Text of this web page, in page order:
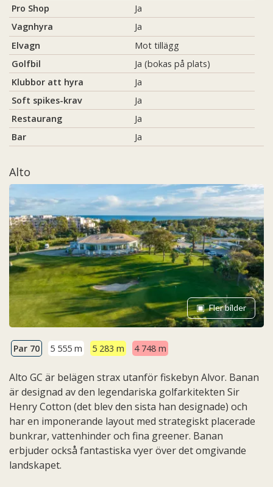
Pro Shop
Ja
Vagnhyra
Ja
Elvagn
Mot tillägg
Golfbil
Ja (bokas på plats)
Klubbor att hyra
Ja
Soft spikes-krav
Ja
Restaurang
Ja
Bar
Ja
Alto
Fler bilder
Par 70 5 555 m 5 283 m 4 748 m
Alto GC är belägen strax utanför fiskebyn Alvor. Banan
är designad av den legendariska golfarkitekten Sir
Henry Cotton (det blev den sista han designade) och
har en imponerande layout med strategiskt placerade
bunkrar, vattenhinder och fina greener. Banan
erbjuder också fantastiska vyer över det omgivande
landskapet.